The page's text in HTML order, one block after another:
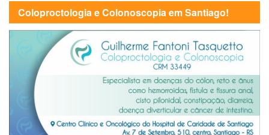
Coloproctologia e Colonoscopia em Santiago!